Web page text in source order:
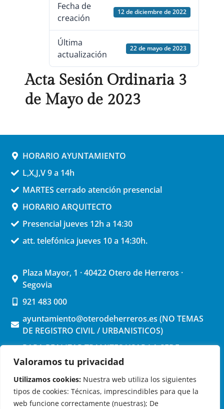
Valoramos tu privacidad
Utilizamos cookies: Nuestra web utiliza los siguientes
tipos de cookies: Técnicas, imprescindibles para que la
web funcione correctamente (nuestras); De
Fecha de
creación
12 de diciembre de 2022
Última
actualización
22 de mayo de 2023
Acta Sesión Ordinaria 3
de Mayo de 2023
HORARIO AYUNTAMIENTO
L,X,J,V 9 a 14h
MARTES cerrado atención presencial
HORARIO ARQUITECTO
Presencial jueves 12h a 14:30
att. telefónica jueves 10 a 14:30h.
Plaza Mayor, 1 · 40422 Otero de Herreros ·
Segovia
921 483 000
ayuntamiento@oterodeherreros.es (NO TEMAS
DE REGISTRO CIVIL / URBANISTICOS)
PARA REALIZAR TRAMITES USAR LA SEDE
ELECTRONICA (pinchar aquí)